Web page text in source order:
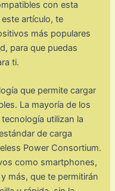
con esta
artículo, te
más populares
para que puedas
ti.
que permite cargar
La mayoría de los
utilizan la
de carga
Power Consortium.
como smartphones,
más, que te permitirán